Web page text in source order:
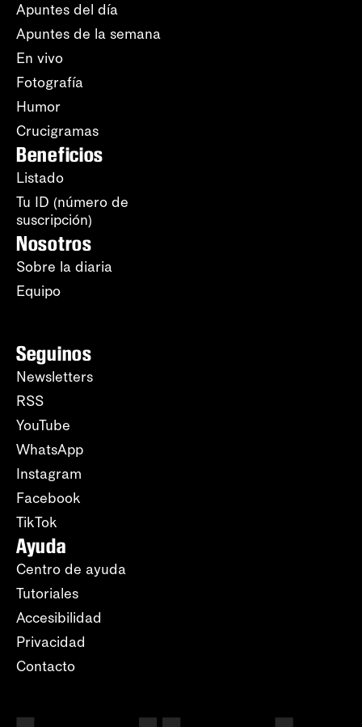
Apuntes del día
Apuntes de la semana
En vivo
Fotografía
Humor
Crucigramas
Beneficios
Listado
Tu ID (número de
suscripción)
Nosotros
Sobre la diaria
Equipo
Seguinos
Newsletters
RSS
YouTube
WhatsApp
Instagram
Facebook
TikTok
Ayuda
Centro de ayuda
Tutoriales
Accesibilidad
Privacidad
Contacto